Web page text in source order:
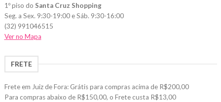
1º piso do Santa Cruz Shopping
Seg. a Sex. 9:30-19:00 e Sáb. 9:30-16:00
(32) 991046515
Ver no Mapa
FRETE
Frete em Juiz de Fora: Grátis para compras acima de R$200,00
Para compras abaixo de R$150,00, o Frete custa R$13,00